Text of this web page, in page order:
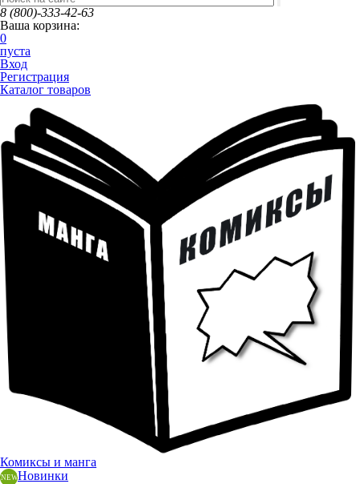
8 (800)-333-42-63
Ваша корзина:
0
пуста
Вход
Регистрация
Каталог товаров
Комиксы и манга
Новинки